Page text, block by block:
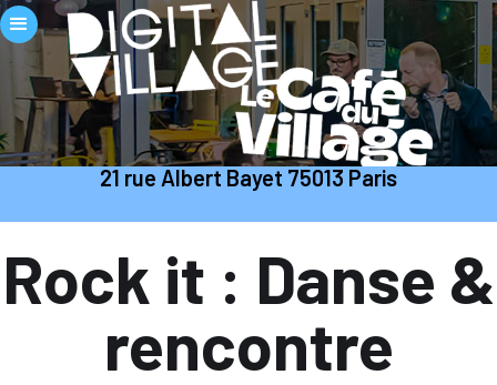
21 rue Albert Bayet 75013 Paris
Rock it : Danse &
rencontre